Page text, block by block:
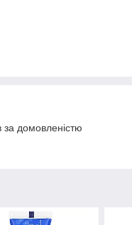
домовленістю